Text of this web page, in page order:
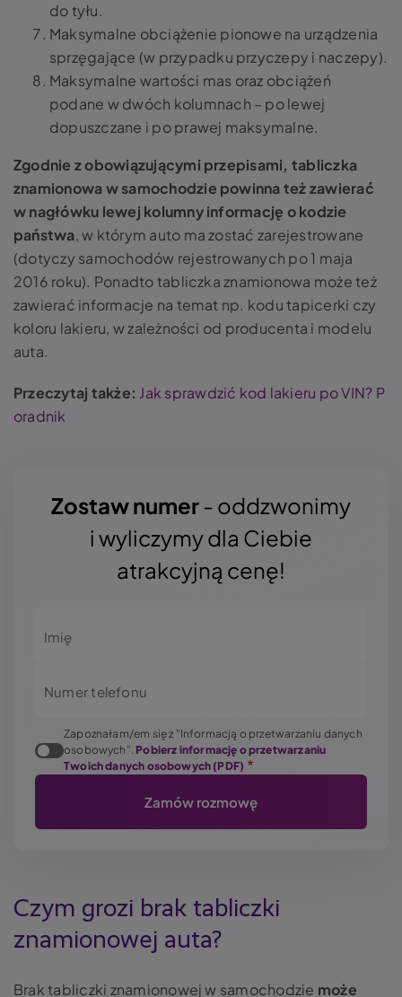
do tyłu.
Maksymalne obciążenie pionowe na urządzenia
sprzęgające (w przypadku przyczepy i naczepy).
Maksymalne wartości mas oraz obciążeń
podane w dwóch kolumnach – po lewej
dopuszczane i po prawej maksymalne.
Zgodnie z obowiązującymi przepisami, tabliczka
znamionowa w samochodzie powinna też zawierać
w nagłówku lewej kolumny informację o kodzie
państwa, w którym auto ma zostać zarejestrowane
(dotyczy samochodów rejestrowanych po 1 maja
2016 roku). Ponadto tabliczka znamionowa może też
zawierać informacje na temat np. kodu tapicerki czy
koloru lakieru, w zależności od producenta i modelu
auta.
Przeczytaj także: Jak sprawdzić kod lakieru po VIN? P
oradnik
Zostaw numer- oddzwonimy
i wyliczymy dla Ciebie
atrakcyjną cenę!
Imię
Numer telefonu
Zapoznałam/em się z "Informacją o przetwarzaniu danych
osobowych". Pobierz informację o przetwarzaniu
Twoich danych osobowych (PDF)
Czym grozi brak tabliczki
znamionowej auta?
Brak tabliczki znamionowej w samochodzie może